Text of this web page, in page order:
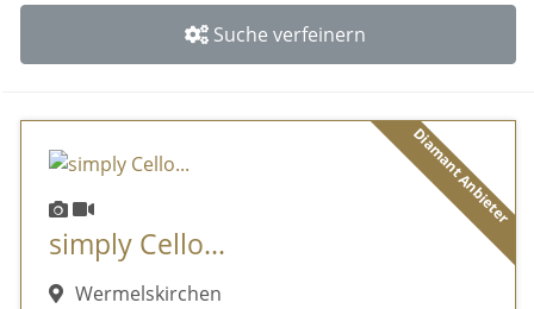
Suche verfeinern
Diamant Anbieter
simply Cello...
Wermelskirchen